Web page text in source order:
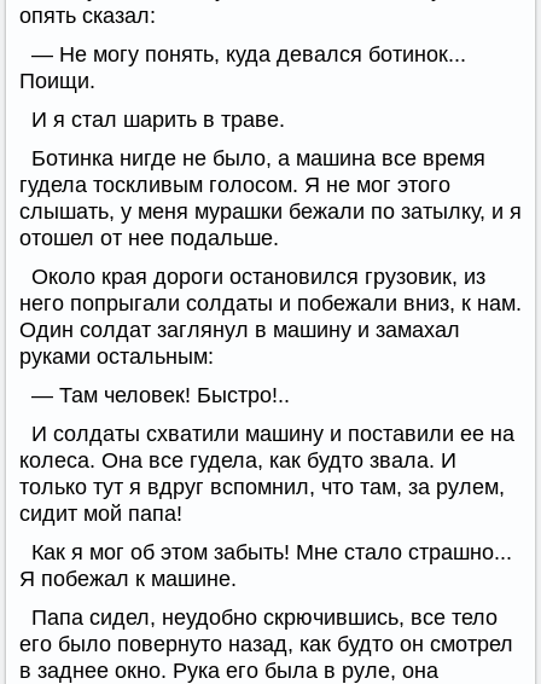
опять сказал:
— Не могу понять, куда девался ботинок...
Поищи.
И я стал шарить в траве.
Ботинка нигде не было, а машина все время
гудела тоскливым голосом. Я не мог этого
слышать, у меня мурашки бежали по затылку, и я
отошел от нее подальше.
Около края дороги остановился грузовик, из
него попрыгали солдаты и побежали вниз, к нам.
Один солдат заглянул в машину и замахал
руками остальным:
— Там человек! Быстро!..
И солдаты схватили машину и поставили ее на
колеса. Она все гудела, как будто звала. И
только тут я вдруг вспомнил, что там, за рулем,
сидит мой папа!
Как я мог об этом забыть! Мне стало страшно...
Я побежал к машине.
Папа сидел, неудобно скрючившись, все тело
его было повернуто назад, как будто он смотрел
в заднее окно. Рука его была в руле, она